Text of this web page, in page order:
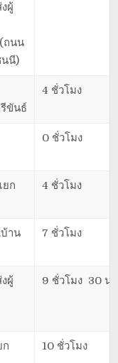
ผู้
ถนน
นี)
ขันธ์
4 ชั่วโมง
0 ชั่วโมง
ก
4 ชั่วโมง
าน
7 ชั่วโมง
ผู้
9 ชั่วโมง 30 น
ก
10 ชั่วโมง